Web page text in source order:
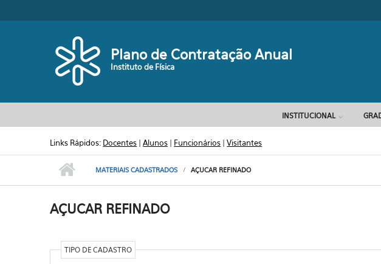
Plano de Contratação Anual
Instituto de Física
INSTITUCIONAL
Links Rápidos: Docentes |Alunos | Funcionários |Visitantes
MATERIAIS CADASTRADOS AÇUCAR REFINADO
AÇUCAR REFINADO
TIPO DE CADASTRO